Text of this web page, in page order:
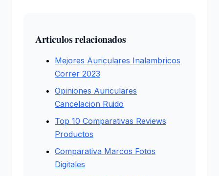
Articulos relacionados
Mejores Auriculares Inalambricos
Correr 2023
Opiniones Auriculares
Cancelacion Ruido
Top 10 Comparativas Reviews
Productos
Comparativa Marcos Fotos
Digitales